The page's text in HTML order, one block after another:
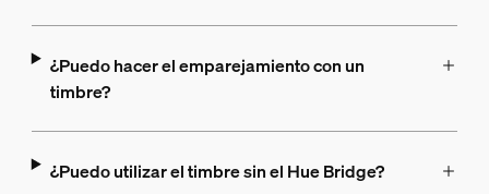
¿Puedo hacer el emparejamiento con un
timbre?
¿Puedo utilizar el timbre sin el Hue Bridge?